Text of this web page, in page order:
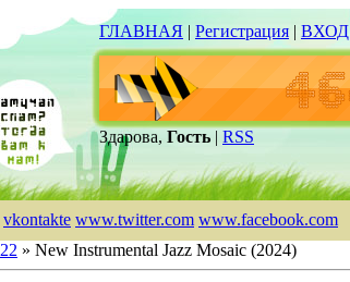
ГЛАВНАЯ | Регистрация | ВХОД
Здарова, Гость | RSS
vkontakte www.twitter.com www.facebook.com
22 » New Instrumental Jazz Mosaic (2024)